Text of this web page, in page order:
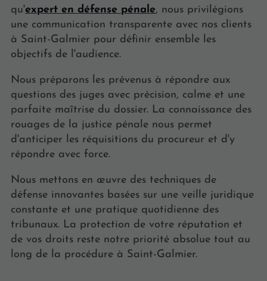
qu'expert en défense pénale, nous privilégions
une communication transparente avec nos clients
à Saint-Galmier pour définir ensemble les
objectifs de l'audience.
Nous préparons les prévenus à répondre aux
questions des juges avec précision, calme et une
parfaite maîtrise du dossier. La connaissance des
rouages de la justice pénale nous permet
d'anticiper les réquisitions du procureur et d'y
répondre avec force.
Nous mettons en œuvre des techniques de
défense innovantes basées sur une veille juridique
constante et une pratique quotidienne des
tribunaux. La protection de votre réputation et
de vos droits reste notre priorité absolue tout au
long de la procédure à Saint-Galmier.